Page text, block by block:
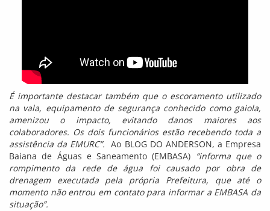
É importante destacar também que o escoramento utilizado
na vala, equipamento de segurança conhecido como gaiola,
amenizou o impacto, evitando danos maiores aos
colaboradores. Os dois funcionários estão recebendo toda a
assistência da EMURC”. Ao BLOG DO ANDERSON, a Empresa
Baiana de Águas e Saneamento (EMBASA) “informa que o
rompimento da rede de água foi causado por obra de
drenagem executada pela própria Prefeitura, que até o
momento não entrou em contato para informar a EMBASA da
situação”.